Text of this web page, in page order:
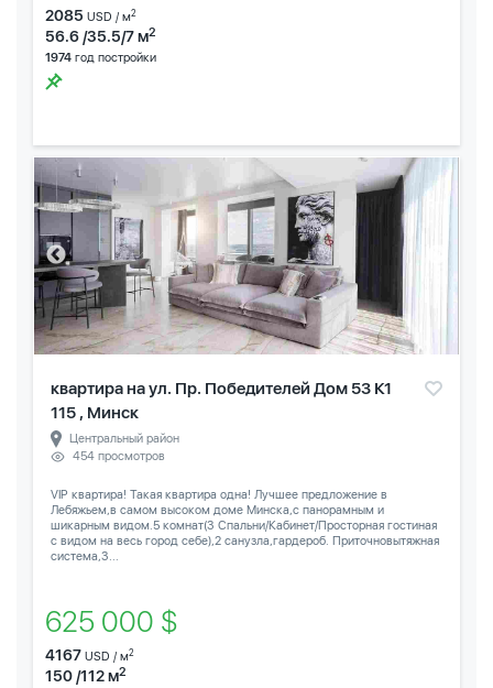
2085 USD / м2
56.6 /35.5/7 м2
1974 год постройки
квартира на ул. Пр. Победителей Дом 53 К1
115 , Минск
Центральный район
454 просмотров
VIP квартира! Такая квартира одна! Лучшее предложение в
Лебяжьем,в самом высоком доме Минска,с панорамным и
шикарным видом.5 комнат(3 Спальни/Кабинет/Просторная гостиная
с видом на весь город себе),2 санузла,гардероб. Приточновытяжная
система,3...
625 000 $
4167 USD / м2
150 /112 м2